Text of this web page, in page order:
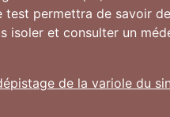
test permettra de savoir
isoler et consulter un
de la variole du